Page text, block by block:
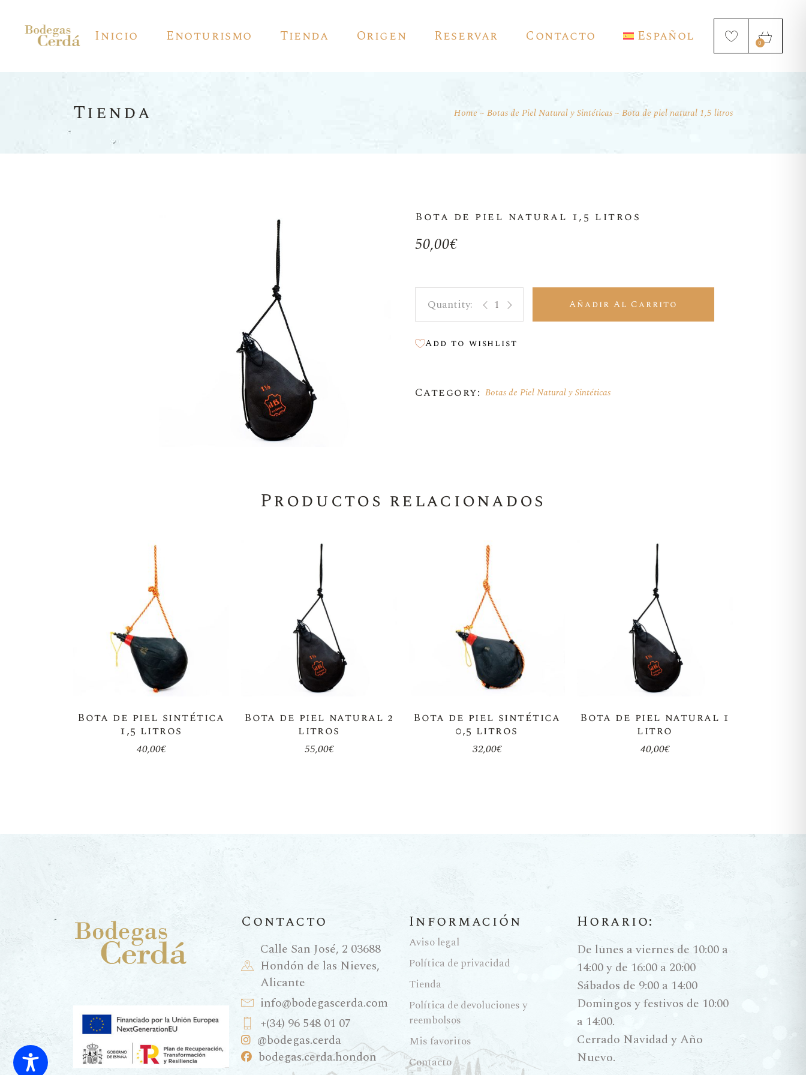
Inicio Enoturismo Tienda
Vino Naranja
Botellas Mágnum 1,5L
Botas De Piel
Bag In Box
Aceite
Accesorios
Origen Reservar Contacto Español
English
0
Tienda Home Botas de Piel Natural y Sintéticas Bota de piel natural 1,5 litros
Bota de piel natural 1,5 litros
50,00€
Bota de piel natural 1,5 litros quantity
Añadir Al Carrito
Add to wishlist
Category: Botas de Piel Natural y Sintéticas
Productos relacionados
Bota de piel sintética
1,5 litros
40,00€
Bota de piel natural 2
litros
55,00€
Bota de piel sintética
0,5 litros
32,00€
Bota de piel natural 1
litro
40,00€
Contacto
Calle San José, 2 03688
Hondón de las Nieves,
Alicante
info@bodegascerda.com
+(34) 96 548 01 07
@bodegas.cerda
bodegas.cerda.hondon
Información
Aviso legal
Política de privacidad
Tienda
Política de devoluciones y
reembolsos
Mis favoritos
Contacto
Horario:
De lunes a viernes de 10:00 a
14:00 y de 16:00 a 20:00
Sábados de 9:00 a 14:00
Domingos y festivos de 10:00
a 14:00.
Cerrado Navidad y Año
Nuevo.